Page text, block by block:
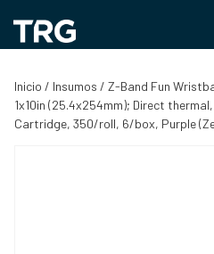
contenido
Inicio / Insumos / Z-Band Fun
1x10in (25.4x254mm); Direct
Cartridge, 350/roll, 6/box, Purple